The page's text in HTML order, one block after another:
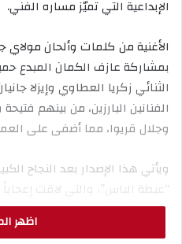
الإبداعية التي تميّز مساره الفني.
الأغنية من كلمات وألحان مولاي
بمشاركة عازف الكمان المبدع
الثنائي زكريا العطاوي وإيزلا
الفنانين البارزين، من بينهم
وجلال قريوا، مما أضفى على
ويأتي هذا الإصدار بعد النجاح
“عيطة الباس”، والتي لاقت
الشعبية، بفضل الخامة الصوتية
المتفرد في الأداء، الذي جعله
اظهر